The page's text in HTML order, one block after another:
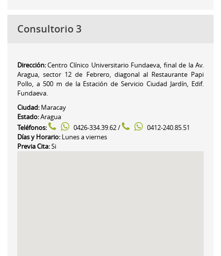
Consultorio 3
Dirección:CentroClínico Universitario Fundaeva, final de la Av.
Aragua , sector 12 de Febrero, diagonal al Restaurante Papi
Pollo, a 500 m de la Estación de Servicio Ciudad Jardín, Edif.
Fundaeva.
Ciudad: Maracay
Estado:Aragua
Teléfonos:
0426-334.39.62 /
0412-240.85.51
Días y Horario: Lunes a viernes
Previa Cita:Si